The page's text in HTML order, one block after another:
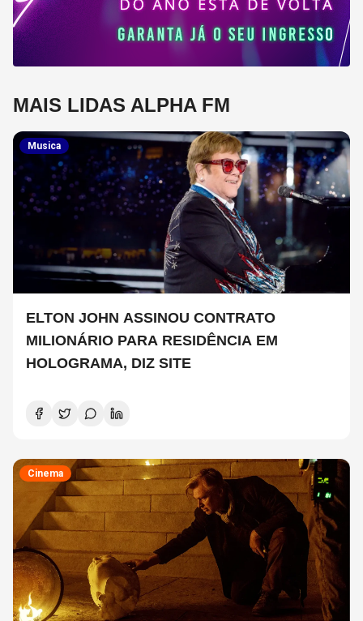
MAIS LIDAS ALPHA FM
Musica
ELTON JOHN ASSINOU CONTRATO
MILIONÁRIO PARA RESIDÊNCIA EM
HOLOGRAMA, DIZ SITE
Cinema